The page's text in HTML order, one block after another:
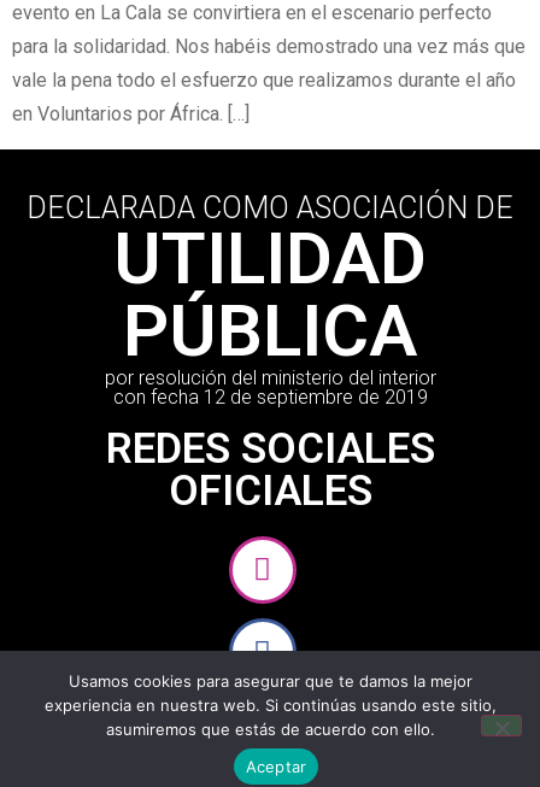
evento en La Cala se convirtiera en el escenario perfecto
para la solidaridad. Nos habéis demostrado una vez más que
vale la pena todo el esfuerzo que realizamos durante el año
en Voluntarios por África. […]
DECLARADA COMO ASOCIACIÓN DE
UTILIDAD
PÚBLICA
por resolución del ministerio del interior
con fecha 12 de septiembre de 2019
REDES SOCIALES
OFICIALES
Usamos cookies para asegurar que te damos la mejor
experiencia en nuestra web. Si continúas usando este sitio,
asumiremos que estás de acuerdo con ello.
Aceptar